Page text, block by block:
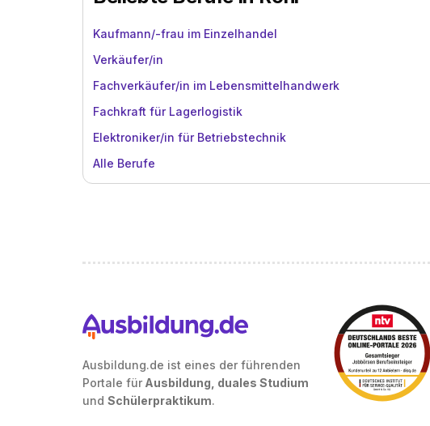
Kaufmann/-frau im Einzelhandel
Verkäufer/in
Fachverkäufer/in im Lebensmittelhandwerk
Fachkraft für Lagerlogistik
Elektroniker/in für Betriebstechnik
Alle Berufe
Ausbildung.de ist eines der führenden
Portale für Ausbildung, duales Studium
und Schülerpraktikum.